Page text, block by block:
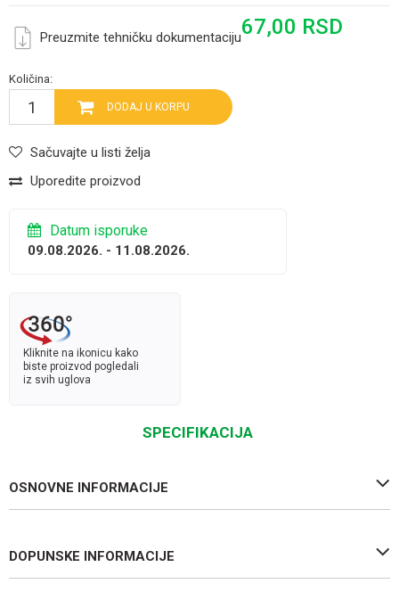
Preuzmite tehničku dokumentaciju67,00 RSD
Količina:
DODAJ U KORPU
Sačuvajte u listi želja
Uporedite proizvod
Datum isporuke
09.08.2026. - 11.08.2026.
Kliknite na ikonicu kako
biste proizvod pogledali
iz svih uglova
SPECIFIKACIJA
OSNOVNE INFORMACIJE
DOPUNSKE INFORMACIJE